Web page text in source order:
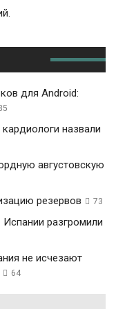
для Android:
назвали
августовскую
резервов 73
разгромили
не исчезают
64